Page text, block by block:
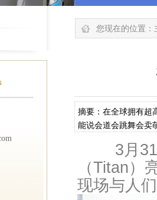
您现在的位置：
摘要：在全球拥有超
能说会道会跳舞会卖
3月31日
（Titan）
现场与人